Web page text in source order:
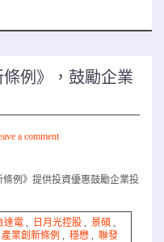
例》，鼓勵企業
a comment
例》提供投資優惠鼓勵企業投
達電 , 日月光控股 , 景碩 ,
產業創新條例 , 穩懋 , 聯發